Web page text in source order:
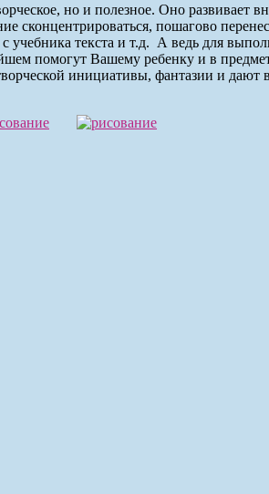
но и полезное. Оно развивает
сконцентрироваться, пошагово
текста и т.д. А ведь для
помогут Вашему ребенку и в
инициативы, фантазии и